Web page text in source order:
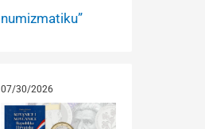
numizmatiku”
07/30/2026